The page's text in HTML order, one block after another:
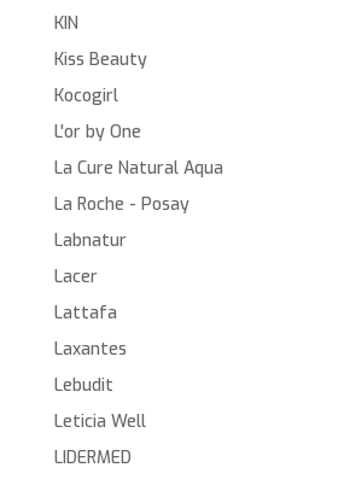
KIN
Kiss Beauty
Kocogirl
L'or by One
La Cure Natural Aqua
La Roche - Posay
Labnatur
Lacer
Lattafa
Laxantes
Lebudit
Leticia Well
LIDERMED